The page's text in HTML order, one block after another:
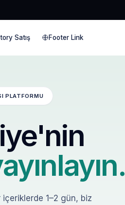
Satış Footer Link
PLATFORMU
içeriklerde 1–2 gün, biz